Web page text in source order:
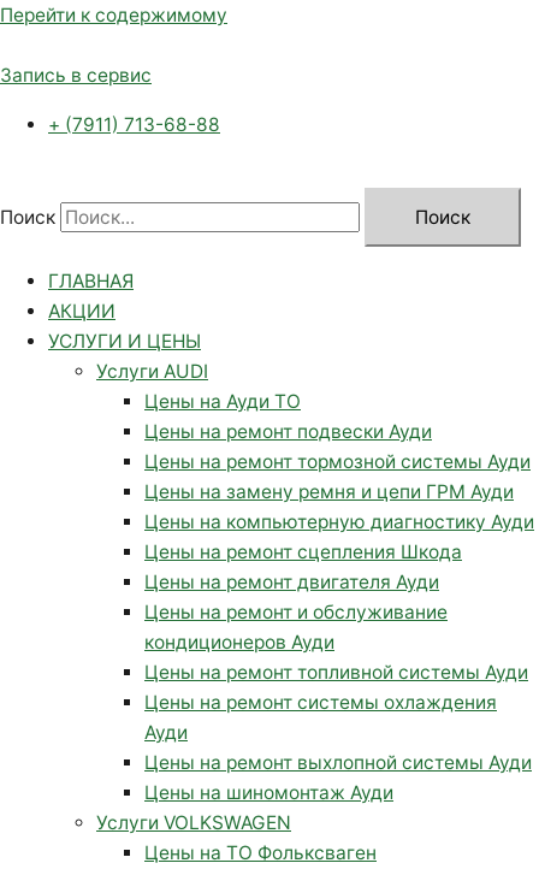
Перейти к содержимому
Запись в сервис
+ (7911) 713-68-88
Поиск Поиск
ГЛАВНАЯ
АКЦИИ
УСЛУГИ И ЦЕНЫ
Услуги AUDI
Цены на Ауди ТО
Цены на ремонт подвески Ауди
Цены на ремонт тормозной системы Ауди
Цены на замену ремня и цепи ГРМ Ауди
Цены на компьютерную диагностику Ауди
Цены на ремонт сцепления Шкода
Цены на ремонт двигателя Ауди
Цены на ремонт и обслуживание
кондиционеров Ауди
Цены на ремонт топливной системы Ауди
Цены на ремонт системы охлаждения
Ауди
Цены на ремонт выхлопной системы Ауди
Цены на шиномонтаж Ауди
Услуги VOLKSWAGEN
Цены на ТО Фольксваген